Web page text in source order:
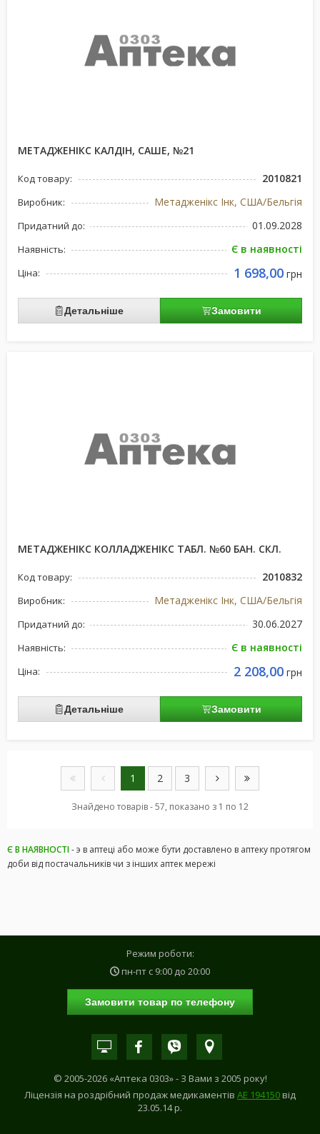
МЕТАДЖЕНІКС КАЛДІН, САШЕ, №21
Код товару: 2010821
Виробник: Метадженікс Інк, США/Бельгія
Придатний до: 01.09.2028
Наявність: Є в наявності
Ціна: 1 698,00 грн
Детальніше Замовити
МЕТАДЖЕНІКС КОЛЛАДЖЕНІКС ТАБЛ. №60 БАН. СКЛ.
Код товару: 2010832
Виробник: Метадженікс Інк, США/Бельгія
Придатний до: 30.06.2027
Наявність: Є в наявності
Ціна: 2 208,00 грн
Детальніше Замовити
1 2 3
Знайдено товарів - 57, показано з 1 по 12
Є В НАЯВНОСТІ- э в аптеці або може бути доставлено в аптеку протягом
доби від постачальників чи з інших аптек мережі
Режим роботи:
пн-пт с 9:00 до 20:00
Замовити товар по телефону
© 2005-2026 «Аптека 0303» - З Вами з 2005 року!
Ліцензія на роздрібний продаж медикаментів АE 194150від
23.05.14 р.